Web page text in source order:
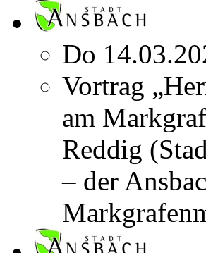
Do
Vortrag
am
Reddig
– der